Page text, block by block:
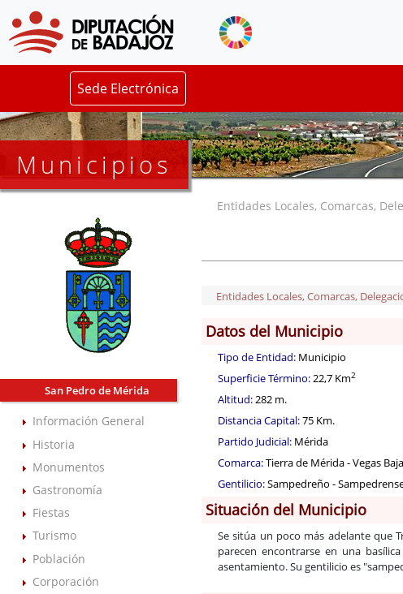
Sede Electrónica
Municipios
San Pedro de Mérida
Información General
Historia
Monumentos
Gastronomía
Fiestas
Turismo
Población
Corporación
Entidades Locales, Comarcas,
Entidades Locales, Comarcas,
Datos del Municipio
Tipo de Entidad: Municipio
Superficie Término:22,7 Km2
Altitud:282 m.
Distancia Capital:75 Km.
Partido Judicial: Mérida
Comarca:Tierra de Mérida - Vegas
Gentilicio:Sampedreño -
Situación del Municipio
Se sitúa un poco más adelante que
parecen encontrarse en una
asentamiento. Su gentilicio es